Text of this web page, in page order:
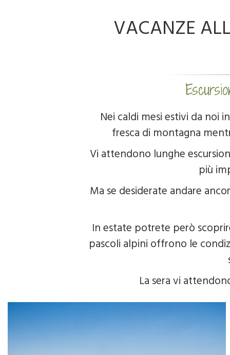
VACANZE
Nei caldi mesi estivi da noi
fresca di montagna
Vi attendono lunghe
più
Ma se desiderate andare
In estate potrete però
pascoli alpini offrono le
La sera vi